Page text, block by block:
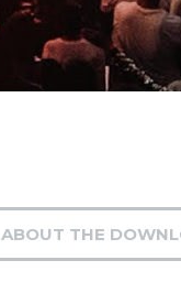
ABOUT THE